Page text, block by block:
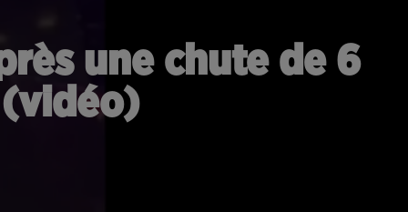
une chute de 6